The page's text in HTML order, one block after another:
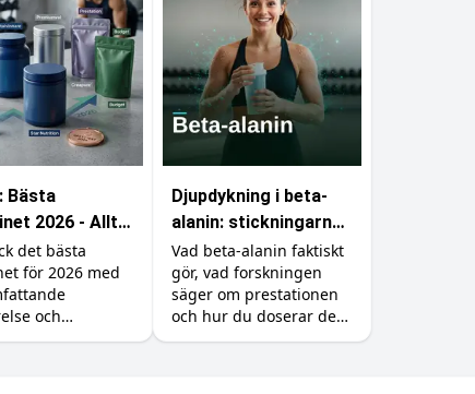
Bästa
2026 - Allt
veta
det bästa
för 2026 med
och
Djupdykning i beta-
alanin: stickningarna,
karnosinet och
effekten
Vad beta-alanin faktiskt
gör, vad forskningen
säger om prestationen
och hur du doserar det
rätt (inklusive varför du